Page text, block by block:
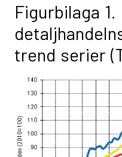
Figurbilaga
trend serier